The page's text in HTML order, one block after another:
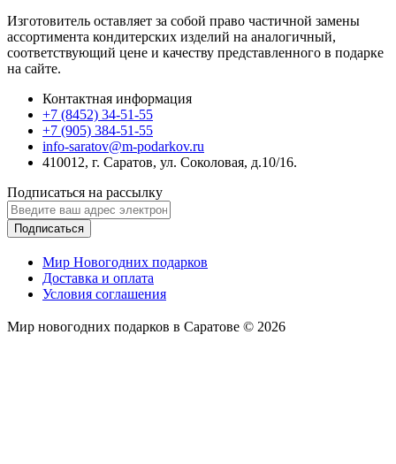
Изготовитель оставляет за собой право частичной замены
ассортимента кондитерских изделий на аналогичный,
соответствующий цене и качеству представленного в подарке
на сайте.
Контактная информация
+7 (8452) 34-51-55
+7 (905) 384-51-55
info-saratov@m-podarkov.ru
410012, г. Саратов, ул. Соколовая, д.10/16.
Подписаться на рассылку
Подписаться
Мир Новогодних подарков
Доставка и оплата
Условия соглашения
Мир новогодних подарков в Саратове © 2026